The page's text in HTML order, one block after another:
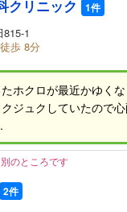
クリニック 1件
1
歩 8分
ホクロが最近かゆく
ジュクしていたので
のところです
2件